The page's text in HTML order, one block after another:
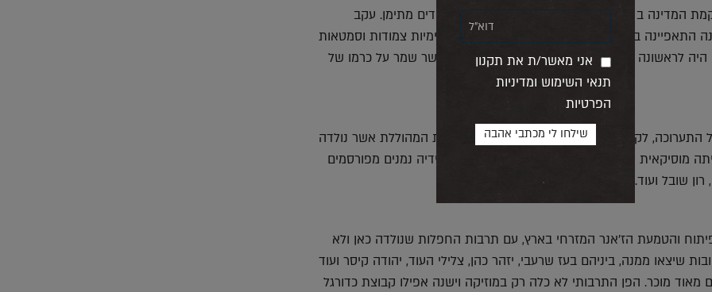
השכונה הוקמה טרם הקמת המדינה ב 1906 ותושביה הראשונים היו עולים יהודים מתימן. עקב
התאפיינה בבנייה נמוכה מחומרים זולים, חצרות פנימיות צמודות וסמטאות
לראשונה 'כרם התימני', על שם השומר התימני אשר שמר על כרמו של
לקוח מתוך שירה של אהובה עוזרי, הזמרת המהוללת אשר נולדה
מוסיקאית יוצרת ואף מורה לפיתוח קול שבין תלמידיה נמנים מפורסמים
שובל ועוד.
והטמעת הז'אנר המזרחי בארץ, עם תרבות החפלות שנולדה כאן ולא
שיצאו ממנה, ביניהם בעז שרעבי, יזהר כהן, צלילי העוד, יהודה קיסר ועוד
מוכר. הפן התרבותי לא כלה רק במוזיקה וישנה אפילו קבוצת כדורגל
אני מאשר/ת את תקנון
תנאי השימוש ומדיניות
הפרטיות